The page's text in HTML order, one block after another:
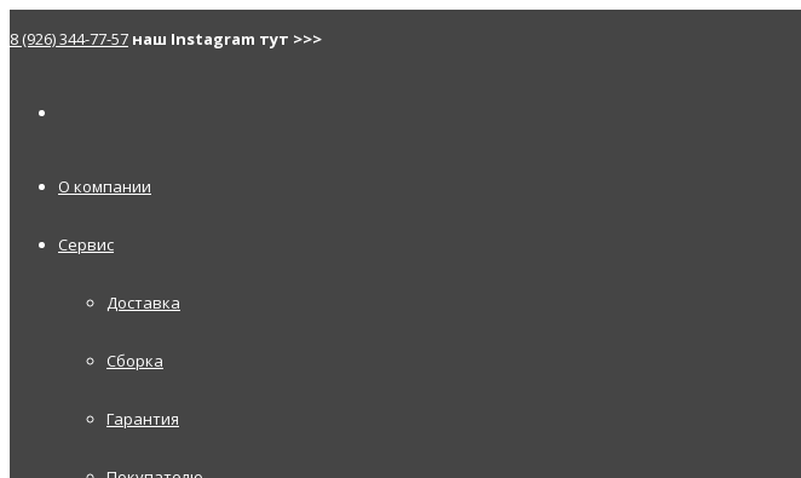
8 (926) 344-77-57 наш Instagram тут >>>
О компании
Сервис
Доставка
Сборка
Гарантия